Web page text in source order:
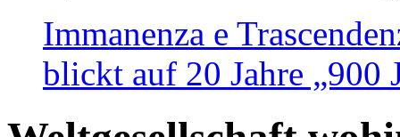
Immanenza e
blickt auf 20 Jahre „900